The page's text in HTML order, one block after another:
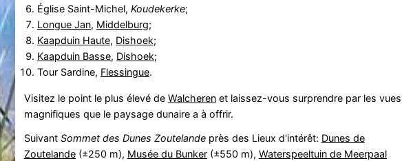
Église Saint-Michel, Koudekerke;
Longue Jan, Middelburg;
Kaapduin Haute, Dishoek;
Kaapduin Basse, Dishoek;
Tour Sardine, Flessingue.
Visitez le point le plus élevé de Walcherenet laissez-vous surprendre par les vues
magnifiques que le paysage dunaire a à offrir.
Suivant Sommet des Dunes Zoutelandeprès des Lieux d'intérêt: Dunes de
Zoutelande(±250 m), Musée du Bunker(±550 m), Waterspeeltuin de Meerpaal